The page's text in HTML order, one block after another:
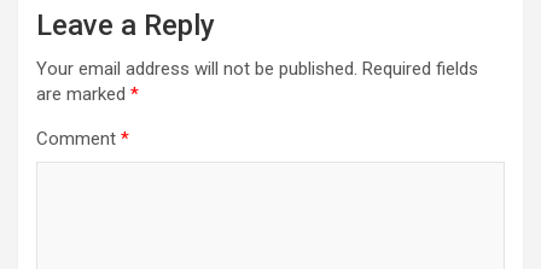
Leave a Reply
Your email address will not be published. Required fields
are marked *
Comment *